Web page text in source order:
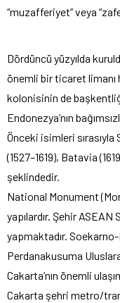
“muzafferiyet” veya
Dördüncü yüzyılda
önemli bir ticaret limanı
kolonisinin de
Endonezya’nın
Önceki isimleri
(1527–1619), Batavia
şeklindedir.
National Monument
yapılardır. Şehir
yapmaktadır.
Perdanakusuma
Cakarta’nın önemli
Cakarta şehri metro/